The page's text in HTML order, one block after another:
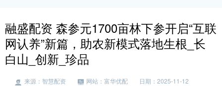
融盛配资 森参元1700亩林下参开启“互联
网认养”新篇，助农新模式落地生根_长
白山_创新_珍品
来源：智慧配资 网站：富华优配
日期：2025-11-12